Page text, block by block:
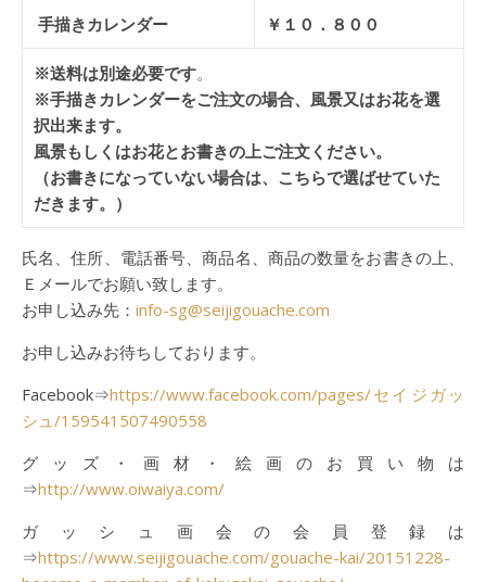
手描きカレンダー ￥１０．８００
※送料は別途必要です。
※手描きカレンダーをご注文の場合、風景又はお花を選
択出来ます。
風景もしくはお花とお書きの上ご注文ください。
（お書きになっていない場合は、こちらで選ばせていた
だきます。）
氏名、住所、電話番号、商品名、商品の数量をお書きの上、
Ｅメールでお願い致します。
お申し込み先： info-sg@seijigouache.com
お申し込みお待ちしております。
Facebook⇒https://www.facebook.com/pages/セイジガッ
シュ/159541507490558
グッズ・画材・絵画のお買い物は
⇒http://www.oiwaiya.com/
ガッシュ画会の会員登録は
⇒https://www.seijigouache.com/gouache-kai/20151228-